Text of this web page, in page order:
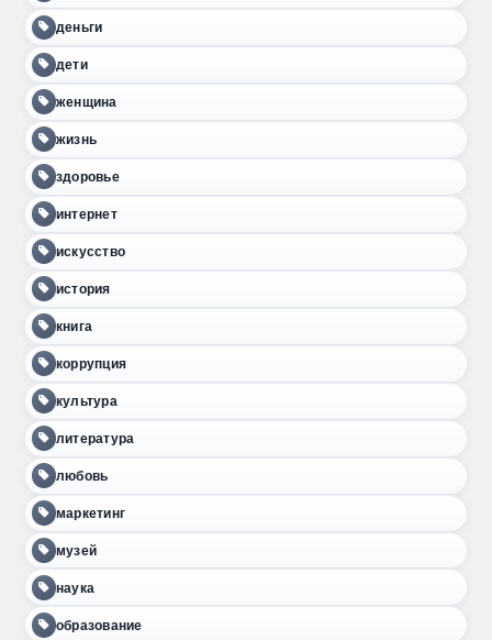
деньги
дети
женщина
жизнь
здоровье
интернет
искусство
история
книга
коррупция
культура
литература
любовь
маркетинг
музей
наука
образование